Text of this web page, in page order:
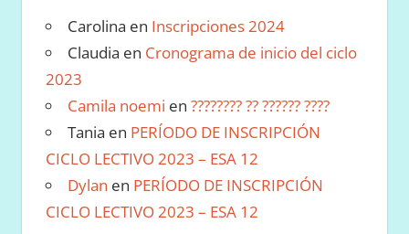
Carolina en Inscripciones 2024
Claudia en Cronograma de inicio del ciclo
2023
Camila noemi en ???????? ?? ?????? ????
Tania en PERÍODO DE INSCRIPCIÓN
CICLO LECTIVO 2023 – ESA 12
Dylan en PERÍODO DE INSCRIPCIÓN
CICLO LECTIVO 2023 – ESA 12